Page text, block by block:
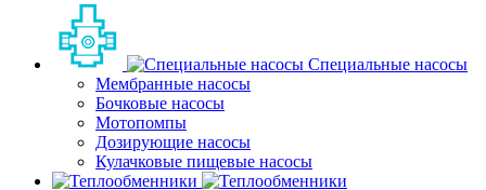
Специальные насосы
Мембранные насосы
Бочковые насосы
Мотопомпы
Дозирующие насосы
Кулачковые пищевые насосы